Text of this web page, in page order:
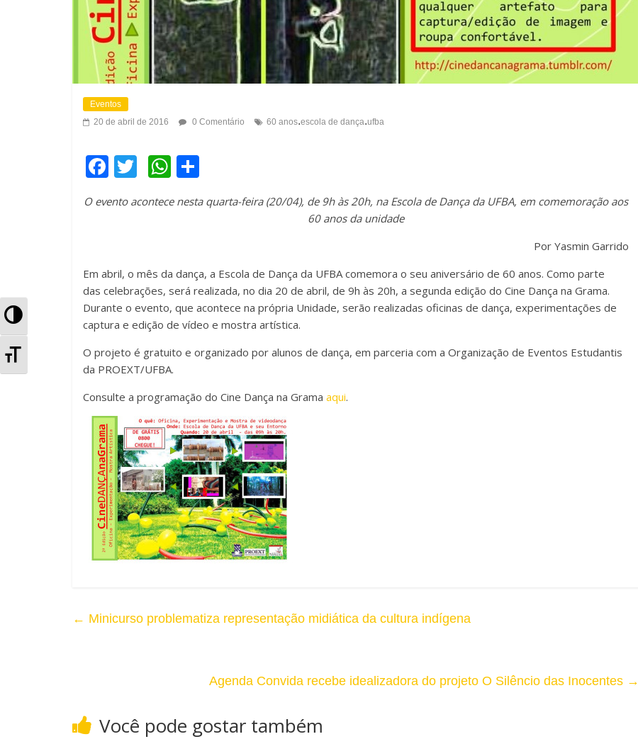
A
t
A
Eventos
20 de abril de 2016
0 Comentário 60 anos.escola de dança.ufba
F
c
o
o
k
tt
W
at
p
p
m
til
h
ar
O evento acontece nesta quarta-feira (20/04), de 9h às 20h, na Escola de Dança da UFBA, em comemoração aos
60 anos da unidade
Por Yasmin Garrido
Em abril, o mês da dança, a Escola de Dança da UFBA comemora o seu aniversário de 60 anos. Como parte
das celebrações, será realizada, no dia 20 de abril, de 9h às 20h, a segunda edição do Cine Dança na Grama.
Durante o evento, que acontece na própria Unidade, serão realizadas oficinas de dança, experimentações de
captura e edição de vídeo e mostra artística.
O projeto é gratuito e organizado por alunos de dança, em parceria com a Organização de Eventos Estudantis
da PROEXT/UFBA.
Consulte a programação do Cine Dança na Grama aqui.
← Minicurso problematiza representação midiática da cultura indígena
Agenda Convida recebe idealizadora do projeto O Silêncio das Inocentes →
Você pode gostar também